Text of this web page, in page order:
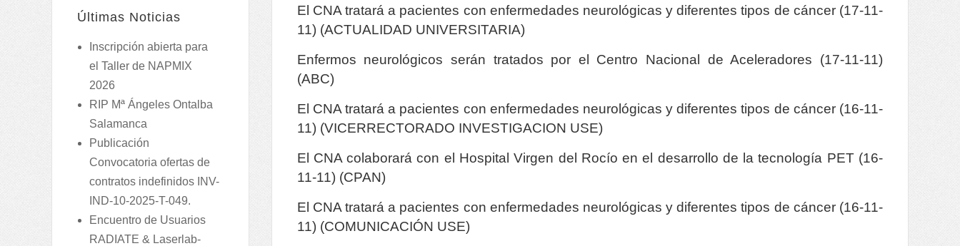
Últimas Noticias
Inscripción abierta para
el Taller de NAPMIX
2026
RIP Mª Ángeles Ontalba
Salamanca
Publicación
Convocatoria ofertas de
contratos indefinidos INV-
IND-10-2025-T-049.
Encuentro de Usuarios
RADIATE & Laserlab-
El CNA tratará a pacientes con enfermedades neurológicas y diferentes tipos de cáncer (17-11-
11) (ACTUALIDAD UNIVERSITARIA)
Enfermos neurológicos serán tratados por el Centro Nacional de Aceleradores (17-11-11)
(ABC)
El CNA tratará a pacientes con enfermedades neurológicas y diferentes tipos de cáncer (16-11-
11) (VICERRECTORADO INVESTIGACION USE)
El CNA colaborará con el Hospital Virgen del Rocío en el desarrollo de la tecnología PET (16-
11-11) (CPAN)
El CNA tratará a pacientes con enfermedades neurológicas y diferentes tipos de cáncer (16-11-
11) (COMUNICACIÓN USE)